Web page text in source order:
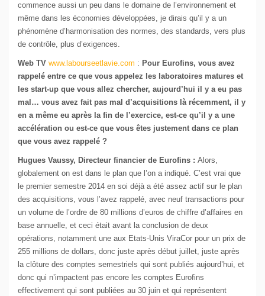
commence aussi un peu dans le domaine de l’environnement et
même dans les économies développées, je dirais qu’il y a un
phénomène d’harmonisation des normes, des standards, vers plus
de contrôle, plus d’exigences.
Web TV www.labourseetlavie.com : Pour Eurofins, vous avez
rappelé entre ce que vous appelez les laboratoires matures et
les start-up que vous allez chercher, aujourd’hui il y a eu pas
mal… vous avez fait pas mal d’acquisitions là récemment, il y
en a même eu après la fin de l’exercice, est-ce qu’il y a une
accélération ou est-ce que vous êtes justement dans ce plan
que vous avez rappelé ?
Hugues Vaussy, Directeur financier de Eurofins : Alors,
globalement on est dans le plan que l’on a indiqué. C’est vrai que
le premier semestre 2014 en soi déjà a été assez actif sur le plan
des acquisitions, vous l’avez rappelé, avec neuf transactions pour
un volume de l’ordre de 80 millions d’euros de chiffre d’affaires en
base annuelle, et ceci était avant la conclusion de deux
opérations, notamment une aux Etats-Unis ViraCor pour un prix de
255 millions de dollars, donc juste après début juillet, juste après
la clôture des comptes semestriels qui sont publiés aujourd’hui, et
donc qui n’impactent pas encore les comptes Eurofins
effectivement qui sont publiées au 30 juin et qui représentent